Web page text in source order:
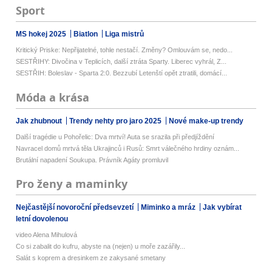
Sport
MS hokej 2025 Biatlon Liga mistrů
Kritický Priske: Nepřijatelné, tohle nestačí. Změny? Omlouvám se, nedo...
SESTŘIHY: Divočina v Teplicích, další ztráta Sparty. Liberec vyhrál, Z...
SESTŘIH: Boleslav - Sparta 2:0. Bezzubí Letenští opět ztratili, domácí...
Móda a krása
Jak zhubnout Trendy nehty pro jaro 2025 Nové make-up trendy
Další tragédie u Pohořelic: Dva mrtví! Auta se srazila při předjíždění
Navracel domů mrtvá těla Ukrajinců i Rusů: Smrt válečného hrdiny oznám...
Brutální napadení Soukupa. Právník Agáty promluvil
Pro ženy a maminky
Nejčastější novoroční předsevzetí Miminko a mráz
Jak vybírat
letní dovolenou
video Alena Mihulová
Co si zabalit do kufru, abyste na (nejen) u moře zazářily...
Salát s koprem a dresinkem ze zakysané smetany